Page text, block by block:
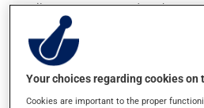
il peut provoquer des
sanguine, ce qui peut se
inhabituelle, de la fièvre, des
gorge ou des infections -
cela se produit;
il peut causer des nausées et
Your choices regarding cookies on
Cookies are important to the proper